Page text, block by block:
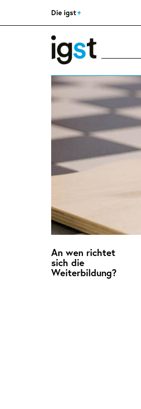
Die igst
An wen richtet
sich die
Weiterbildung?